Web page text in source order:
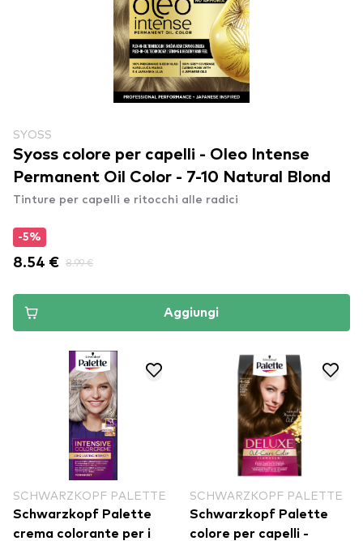
SYOSS
Syoss colore per capelli - Oleo Intense
Permanent Oil Color - 7-10 Natural Blond
Tinture per capelli e ritocchi alle radici
-5%
8.54 € 8.99 €
Aggiungi
SCHWARZKOPF PALETTE
Schwarzkopf Palette
crema colorante per i
SCHWARZKOPF PALETTE
Schwarzkopf Palette
colore per capelli -